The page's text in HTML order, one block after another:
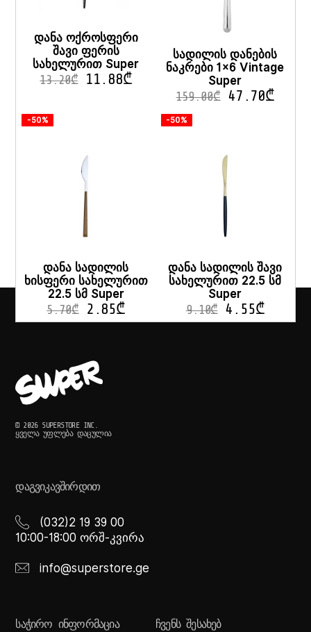
დანა ოქროსფერი
შავი ფერის
სახელურით Super
13.20₾ 11.88₾
სადილის დანების
ნაკრები 1×6 Vintage
Super
159.00₾ 47.70₾
-50%
დანა სადილის
ხისფერი სახელურით
22.5 სმ Super
5.70₾ 2.85₾
-50%
დანა სადილის შავი
სახელურით 22.5 სმ
Super
9.10₾ 4.55₾
© 2026 SUPERSTORE INC.
ᲧᲕᲔᲚᲐ ᲣᲤᲚᲔᲑᲐ ᲓᲐᲪᲣᲚᲘᲐ
ᲓᲐᲒᲕᲘᲙᲐᲕᲨᲘᲠᲓᲘᲗ
(032)2 19 39 00
10:00-18:00 ორშ-კვირა
info@superstore.ge
ᲡᲐᲭᲘᲠᲝ ᲘᲜᲤᲝᲠᲛᲐᲪᲘᲐ ᲩᲕᲔᲜᲡ ᲨᲔᲡᲐᲮᲔᲑ